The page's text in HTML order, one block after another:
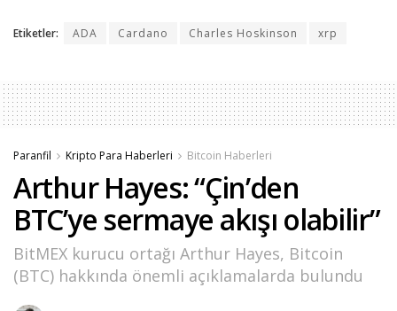
Etiketler: ADA Cardano Charles Hoskinson xrp
Paranfil Kripto Para Haberleri Bitcoin Haberleri
Arthur Hayes: “Çin’den
BTC’ye sermaye akışı olabilir”
BitMEX kurucu ortağı Arthur Hayes, Bitcoin
(BTC) hakkında önemli açıklamalarda bulundu